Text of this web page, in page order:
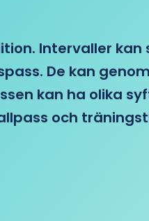
Intervaller kan
De kan
kan ha olika
och